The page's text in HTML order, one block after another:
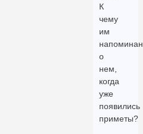
К
чему
им
о
нем,
когда
уже
появились
приметы?